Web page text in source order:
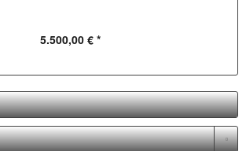
5.500,00 € *